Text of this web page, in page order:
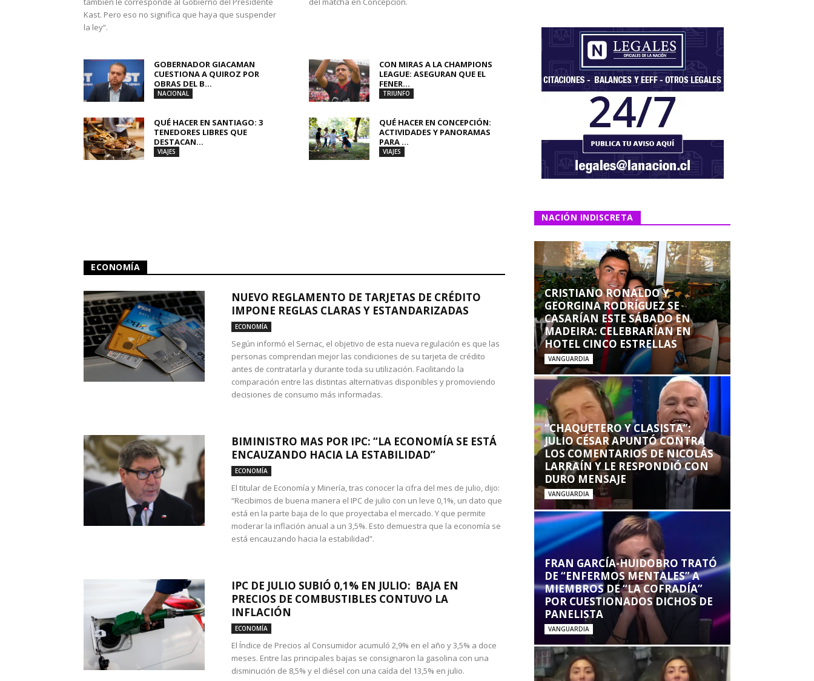
Kast. Pero eso no significa que haya que suspender
la ley”.
GOBERNADOR GIACAMAN
CUESTIONA A QUIROZ POR
OBRAS DEL B...
NACIONAL
CON MIRAS A LA CHAMPIONS
LEAGUE: ASEGURAN QUE EL
FENER...
TRIUNFO
QUÉ HACER EN SANTIAGO: 3
TENEDORES LIBRES QUE
DESTACAN...
VIAJES
QUÉ HACER EN CONCEPCIÓN:
ACTIVIDADES Y PANORAMAS
PARA ...
VIAJES
ECONOMÍA
NUEVO REGLAMENTO DE TARJETAS DE CRÉDITO
IMPONE REGLAS CLARAS Y ESTANDARIZADAS
ECONOMÍA
Según informó el Sernac, el objetivo de esta nueva regulación es que las
personas comprendan mejor las condiciones de su tarjeta de crédito
antes de contratarla y durante toda su utilización. Facilitando la
comparación entre las distintas alternativas disponibles y promoviendo
decisiones de consumo más informadas.
BIMINISTRO MAS POR IPC: “LA ECONOMÍA SE ESTÁ
ENCAUZANDO HACIA LA ESTABILIDAD”
ECONOMÍA
El titular de Economía y Minería, tras conocer la cifra del mes de julio, dijo:
“Recibimos de buena manera el IPC de julio con un leve 0,1%, un dato que
está en la parte baja de lo que proyectaba el mercado. Y que permite
moderar la inflación anual a un 3,5%. Esto demuestra que la economía se
está encauzando hacia la estabilidad”.
IPC DE JULIO SUBIÓ 0,1% EN JULIO: BAJA EN
PRECIOS DE COMBUSTIBLES CONTUVO LA
INFLACIÓN
ECONOMÍA
El Índice de Precios al Consumidor acumuló 2,9% en el año y 3,5% a doce
meses. Entre las principales bajas se consignaron la gasolina con una
disminución de 8,5% y el diésel con una caída del 13,5% en julio.
NACIÓN INDISCRETA
CRISTIANO RONALDO Y
GEORGINA RODRÍGUEZ SE
CASARÍAN ESTE SÁBADO EN
MADEIRA: CELEBRARÍAN EN
HOTEL CINCO ESTRELLAS
VANGUARDIA
“CHAQUETERO Y CLASISTA”:
JULIO CÉSAR APUNTÓ CONTRA
LOS COMENTARIOS DE NICOLÁS
LARRAÍN Y LE RESPONDIÓ CON
DURO MENSAJE
VANGUARDIA
FRAN GARCÍA-HUIDOBRO TRATÓ
DE “ENFERMOS MENTALES” A
MIEMBROS DE “LA COFRADÍA”
POR CUESTIONADOS DICHOS DE
PANELISTA
VANGUARDIA